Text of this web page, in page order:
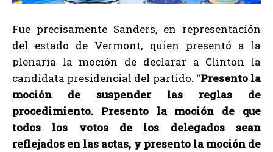
Fue precisamente Sanders, en representación
del estado de Vermont, quien presentó a la
plenaria la moción de declarar a Clinton la
candidata presidencial del partido. “Presento la
moción de suspender las reglas de
procedimiento. Presento la moción de que
todos los votos de los delegados sean
reflejados en las actas, y presento la moción de